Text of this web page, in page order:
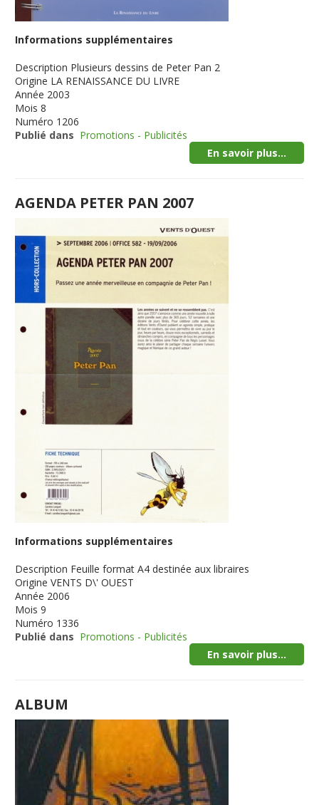
Informations supplémentaires
Description Plusieurs dessins de Peter Pan 2
Origine LA RENAISSANCE DU LIVRE
Année 2003
Mois 8
Numéro 1206
Publié dans Promotions - Publicités
En savoir plus...
AGENDA PETER PAN 2007
Informations supplémentaires
Description Feuille format A4 destinée aux libraires
Origine VENTS D\' OUEST
Année 2006
Mois 9
Numéro 1336
Publié dans Promotions - Publicités
En savoir plus...
ALBUM